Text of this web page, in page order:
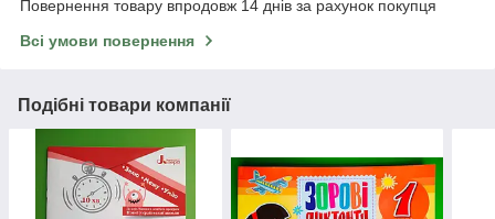
Повернення товару впродовж 14 днів за рахунок покупця
Всі умови повернення
Подібні товари компанії